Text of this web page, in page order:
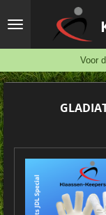
direct
Voor